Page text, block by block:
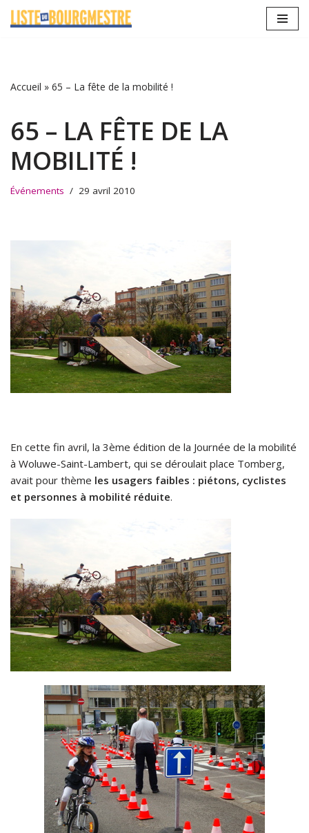
Accueil » 65 – La fête de la mobilité !
65 – LA FÊTE DE LA
MOBILITÉ !
Événements 29 avril 2010
En cette fin avril, la 3ème édition de la Journée de la mobilité
à Woluwe-Saint-Lambert, qui se déroulait place Tomberg,
avait pour thème les usagers faibles : piétons, cyclistes
et personnes à mobilité réduite.